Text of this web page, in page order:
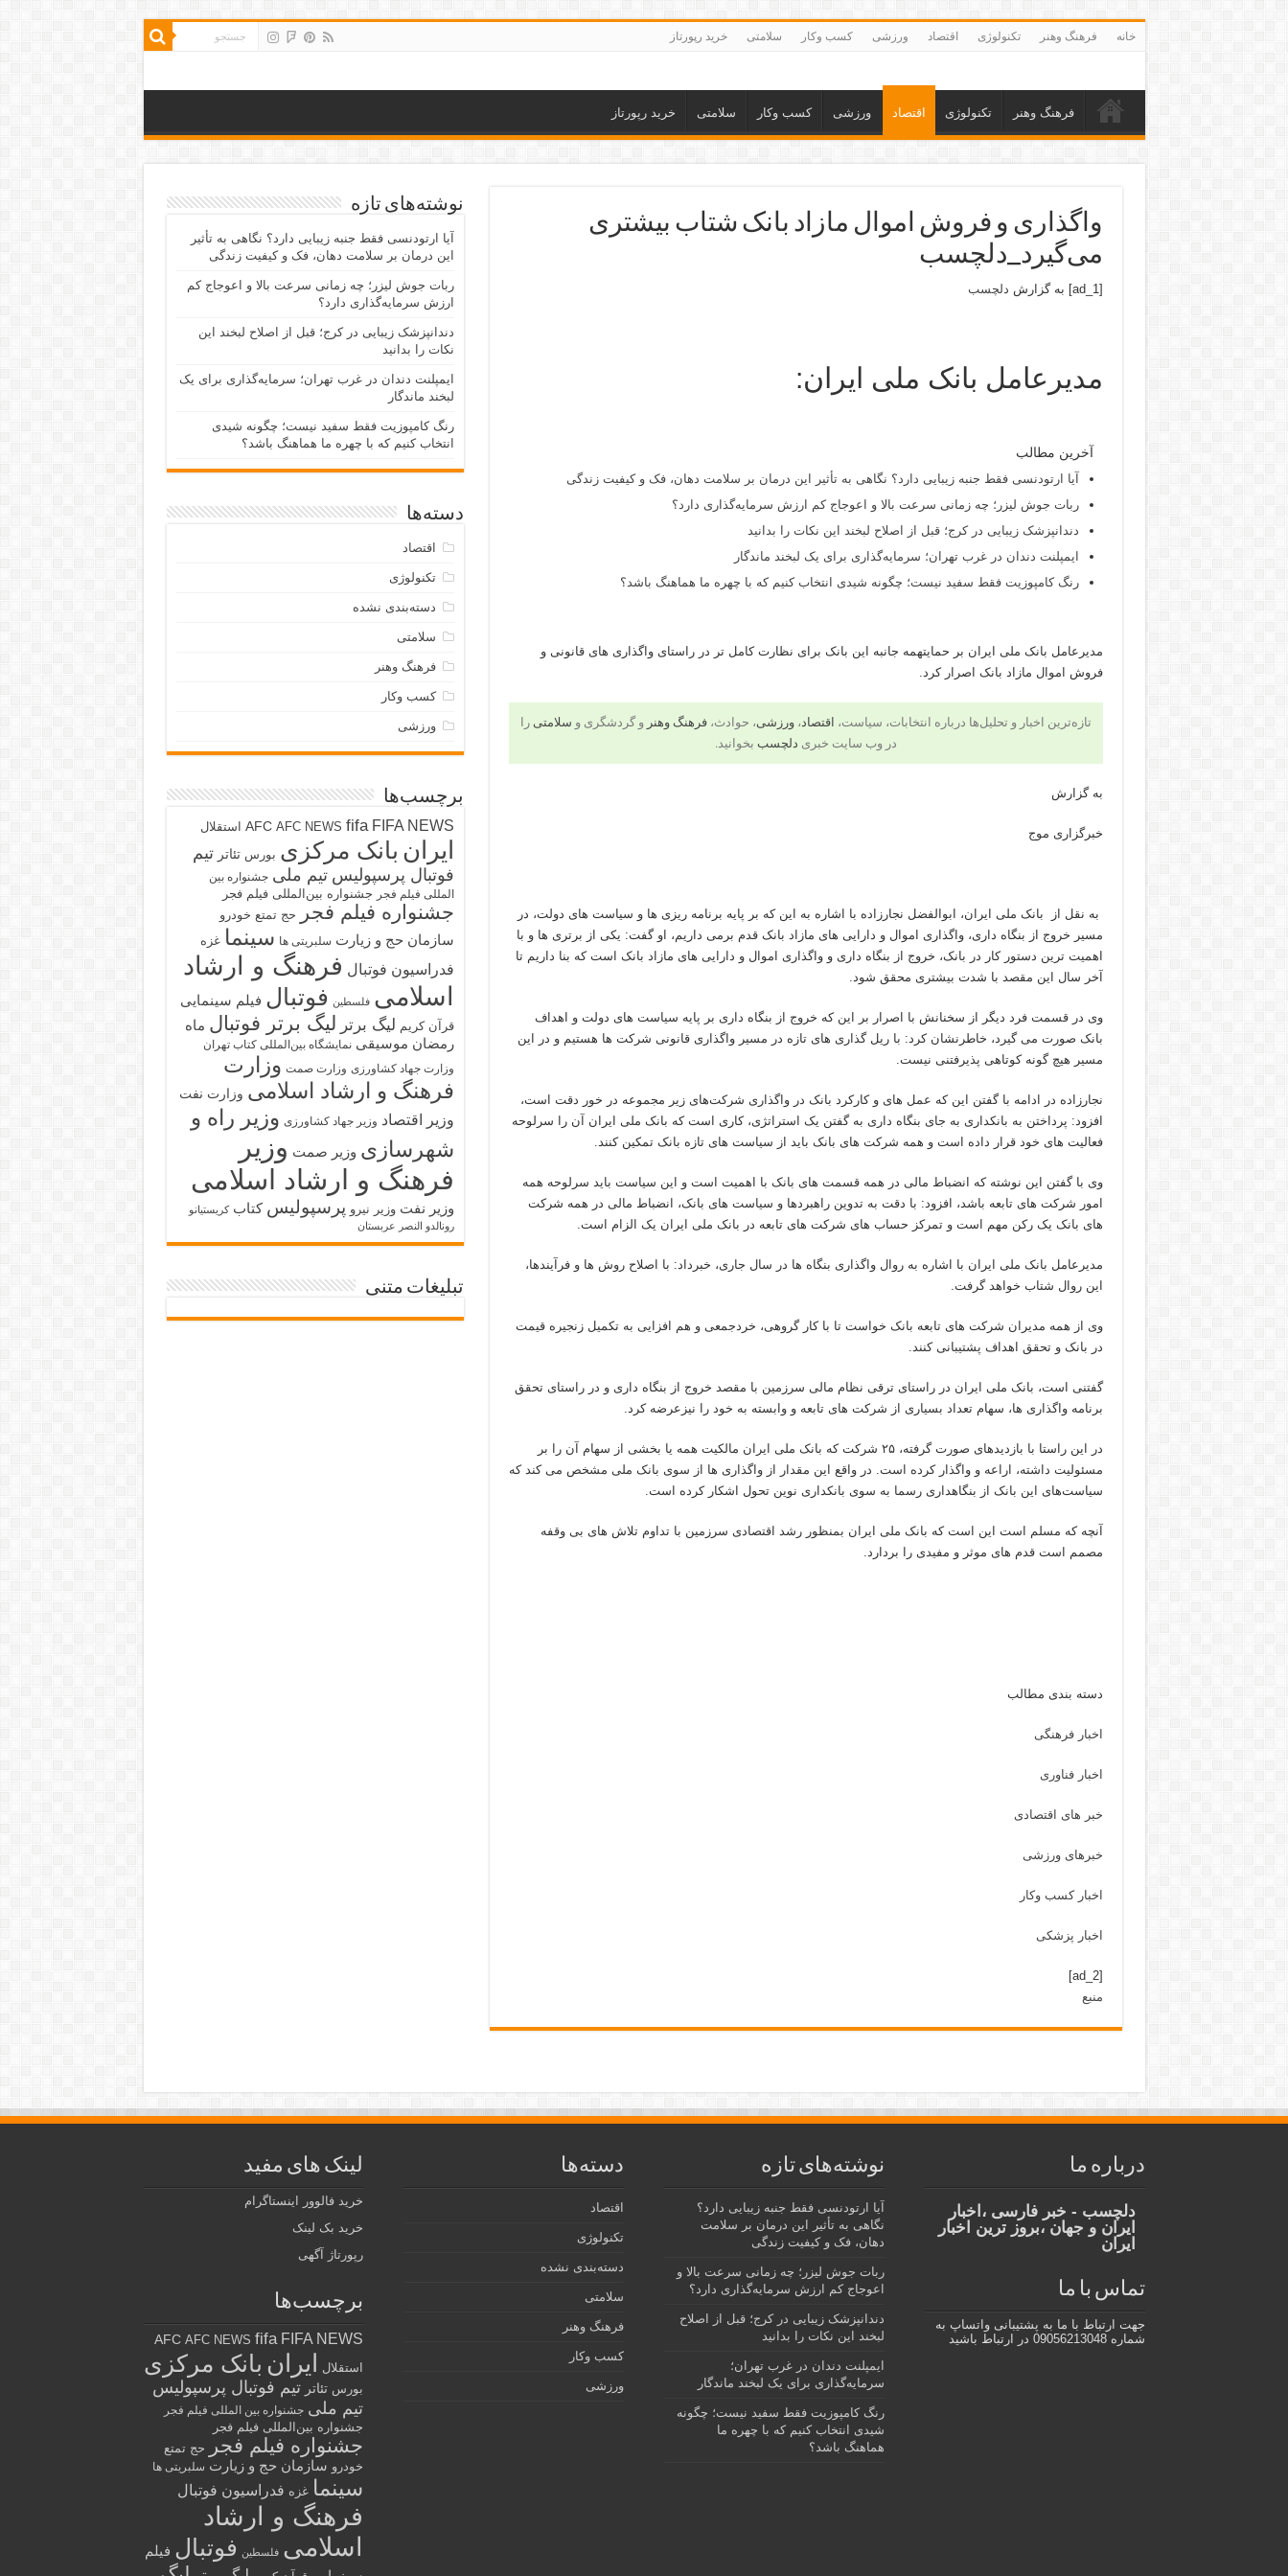
خانه فرهنگ وهنر تکنولوژی اقتصاد ورزشی کسب وکار سلامتی خرید رپورتاز
فرهنگ وهنر تکنولوژی اقتصاد ورزشی کسب وکار سلامتی خرید رپورتاز
واگذاری و فروش اموال مازاد بانک شتاب بیشتری
می‌گیرد_دلچسب
[ad_1] به گزارش دلچسب
مدیرعامل بانک ملی ایران:
آخرین مطالب
آیا ارتودنسی فقط جنبه زیبایی دارد؟ نگاهی به تأثیر این درمان بر سلامت دهان، فک و کیفیت زندگی
ربات جوش لیزر؛ چه زمانی سرعت بالا و اعوجاج کم ارزش سرمایه‌گذاری دارد؟
دندانپزشک زیبایی در کرج؛ قبل از اصلاح لبخند این نکات را بدانید
ایمپلنت دندان در غرب تهران؛ سرمایه‌گذاری برای یک لبخند ماندگار
رنگ کامپوزیت فقط سفید نیست؛ چگونه شیدی انتخاب کنیم که با چهره ما هماهنگ باشد؟
مدیرعامل بانک ملی ایران بر حمایتهمه جانبه این بانک برای نظارت کامل تر در راستای واگذاری های قانونی و
فروش اموال مازاد بانک اصرار کرد.
تازه‌ترین اخبار و تحلیل‌ها درباره انتخابات، سیاست، اقتصاد،ورزشی، حوادث،فرهنگ وهنر و گردشگری و سلامتی را
در وب سایت خبری دلچسب بخوانید.
به گزارش
خبرگزاری موج
به نقل از بانک ملی ایران، ابوالفضل نجارزاده با اشاره به این که بر پایه برنامه ریزی ها و سیاست های دولت، در
مسیر خروج از بنگاه داری، واگذاری اموال و دارایی های مازاد بانک قدم برمی داریم، او گفت: یکی از برتری ها و با
اهمیت ترین دستور کار در بانک، خروج از بنگاه داری و واگذاری اموال و دارایی های مازاد بانک است که بنا داریم تا
آخر سال این مقصد با شدت بیشتری محقق شود.
وی در قسمت فرد دیگر از سخنانش با اصرار بر این که خروج از بنگاه داری بر پایه سیاست های دولت و اهداف
بانک صورت می گیرد، خاطرنشان کرد: با ریل گذاری های تازه در مسیر واگذاری قانونی شرکت ها هستیم و در این
مسیر هیچ گونه کوتاهی پذیرفتنی نیست.
نجارزاده در ادامه با گفتن این که عمل های و کارکرد بانک در واگذاری شرکت‌های زیر مجموعه در خور دقت است،
افزود: پرداختن به بانکداری به جای بنگاه داری به گفتن یک استراتژی، کاری است که بانک ملی ایران آن را سرلوحه
فعالیت های خود قرار داده است و همه شرکت های بانک باید از سیاست های تازه بانک تمکین کنند.
وی با گفتن این نوشته که انضباط مالی در همه قسمت های بانک با اهمیت است و این سیاست باید سرلوحه همه
امور شرکت های تابعه باشد، افزود: با دقت به تدوین راهبردها و سیاست های بانک، انضباط مالی در همه شرکت
های بانک یک رکن مهم است و تمرکز حساب های شرکت های تابعه در بانک ملی ایران یک الزام است.
مدیرعامل بانک ملی ایران با اشاره به روال واگذاری بنگاه ها در سال جاری، خبرداد: با اصلاح روش ها و فرآیندها،
این روال شتاب خواهد گرفت.
وی از همه مدیران شرکت های تابعه بانک خواست تا با کار گروهی، خردجمعی و هم افزایی به تکمیل زنجیره قیمت
در بانک و تحقق اهداف پشتیبانی کنند.
گفتنی است، بانک ملی ایران در راستای ترقی نظام مالی سرزمین با مقصد خروج از بنگاه داری و در راستای تحقق
برنامه واگذاری ها، سهام تعداد بسیاری از شرکت های تابعه و وابسته به خود را نیزعرضه کرد.
در این راستا با بازدید‌های صورت گرفته، ۲۵ شرکت که بانک ملی ایران مالکیت همه یا بخشی از سهام آن را بر
مسئولیت داشته، اراعه و واگذار کرده است. در واقع این مقدار از واگذاری ها از سوی بانک ملی مشخص می کند که
سیاست‌های این بانک از بنگاهداری رسما به سوی بانکداری نوین تحول اشکار کرده است.
آنچه که مسلم است این است که بانک ملی ایران بمنظور رشد اقتصادی سرزمین با تداوم تلاش های بی وقفه
مصمم است قدم های موثر و مفیدی را بردارد.
دسته بندی مطالب
اخبار فرهنگی
اخبار فناوری
خبر های اقتصادی
خبرهای ورزشی
اخبار کسب وکار
اخبار پزشکی
[ad_2]
منبع
نوشته‌های تازه
آیا ارتودنسی فقط جنبه زیبایی دارد؟ نگاهی به تأثیر
این درمان بر سلامت دهان، فک و کیفیت زندگی
ربات جوش لیزر؛ چه زمانی سرعت بالا و اعوجاج کم
ارزش سرمایه‌گذاری دارد؟
دندانپزشک زیبایی در کرج؛ قبل از اصلاح لبخند این
نکات را بدانید
ایمپلنت دندان در غرب تهران؛ سرمایه‌گذاری برای یک
لبخند ماندگار
رنگ کامپوزیت فقط سفید نیست؛ چگونه شیدی
انتخاب کنیم که با چهره ما هماهنگ باشد؟
دسته‌ها
اقتصاد
تکنولوژی
دسته‌بندی نشده
سلامتی
فرهنگ وهنر
کسب وکار
ورزشی
برچسب‌ها
AFC AFC NEWS fifa FIFA NEWS استقلال
ایران بانک مرکزی بورس تئاتر تیم
فوتبال پرسپولیس تیم ملی جشنواره بین
المللی فیلم فجر جشنواره بین‌المللی فیلم فجر
جشنواره فیلم فجر حج تمتع خودرو
سازمان حج و زیارت سلبریتی ها سینما غزه
فدراسیون فوتبال فرهنگ و ارشاد
اسلامی فلسطین فوتبال فیلم سینمایی
قرآن کریم لیگ برتر لیگ برتر فوتبال ماه
رمضان موسیقی نمایشگاه بین‌المللی کتاب تهران
وزارت جهاد کشاورزی وزارت صمت وزارت
فرهنگ و ارشاد اسلامی وزارت نفت
وزیر اقتصاد وزیر جهاد کشاورزی وزیر راه و
شهرسازی وزیر صمت وزیر
فرهنگ و ارشاد اسلامی
وزیر نفت وزیر نیرو پرسپولیس کتاب کریستیانو
رونالدو النصر عربستان
تبلیغات متنی
درباره ما
دلچسب - خبر فارسی ،اخبار
ایران و جهان ،بروز ترین اخبار
ایران
تماس با ما
جهت ارتباط با ما به پشتیبانی واتساپ به
شماره 09056213048 در ارتباط باشید
نوشته‌های تازه
آیا ارتودنسی فقط جنبه زیبایی دارد؟
نگاهی به تأثیر این درمان بر سلامت
دهان، فک و کیفیت زندگی
ربات جوش لیزر؛ چه زمانی سرعت بالا و
اعوجاج کم ارزش سرمایه‌گذاری دارد؟
دندانپزشک زیبایی در کرج؛ قبل از اصلاح
لبخند این نکات را بدانید
ایمپلنت دندان در غرب تهران؛
سرمایه‌گذاری برای یک لبخند ماندگار
رنگ کامپوزیت فقط سفید نیست؛ چگونه
شیدی انتخاب کنیم که با چهره ما
هماهنگ باشد؟
دسته‌ها
اقتصاد
تکنولوژی
دسته‌بندی نشده
سلامتی
فرهنگ وهنر
کسب وکار
ورزشی
لینک های مفید
خرید فالوور اینستاگرام
خرید بک لینک
رپورتاژ آگهی
برچسب‌ها
AFC AFC NEWS fifa FIFA NEWS
استقلال ایران بانک مرکزی
بورس تئاتر تیم فوتبال پرسپولیس
تیم ملی جشنواره بین المللی فیلم فجر
جشنواره بین‌المللی فیلم فجر
جشنواره فیلم فجر
حج تمتع
خودرو سازمان حج و زیارت سلبریتی ها
سینما غزه فدراسیون فوتبال
فرهنگ و ارشاد
اسلامی فلسطین فوتبال فیلم